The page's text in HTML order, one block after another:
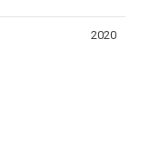
2020